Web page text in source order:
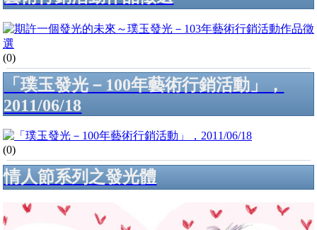
(0)
「璞玉發光－100年藝術行銷活動」，
2011/06/18
(0)
情人節系列之發光體